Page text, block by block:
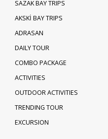
SAZAK BAY TRIPS
AKSKİ BAY TRIPS
ADRASAN
DAILY TOUR
COMBO PACKAGE
ACTIVITIES
OUTDOOR ACTIVITIES
TRENDING TOUR
EXCURSION